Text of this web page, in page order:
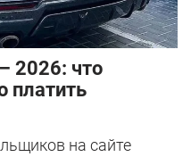
2026: что
платить
на сайте